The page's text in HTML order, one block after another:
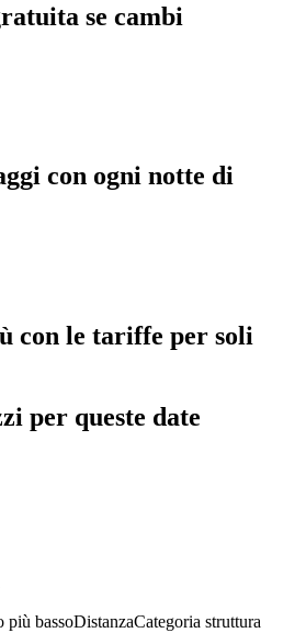
se cambi
con ogni notte di
con le tariffe per soli
per queste date
più bassoDistanzaCategoria struttura